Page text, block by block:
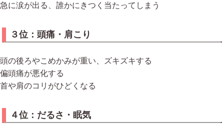
急に涙が出る、誰かにきつく当たってしまう
３位：頭痛・肩こり
頭の後ろやこめかみが重い、ズキズキする
偏頭痛が悪化する
首や肩のコリがひどくなる
４位：だるさ・眠気